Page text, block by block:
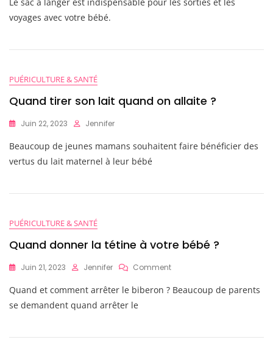
voyages avec votre bébé.
PUÉRICULTURE & SANTÉ
Quand tirer son lait quand on allaite ?
Juin 22, 2023 Jennifer
Beaucoup de jeunes mamans souhaitent faire bénéficier des
vertus du lait maternel à leur bébé
PUÉRICULTURE & SANTÉ
Quand donner la tétine à votre bébé ?
Juin 21, 2023 Jennifer CommentOn
Donner
Votre
Quand et comment arrêter le biberon ? Beaucoup de parents
se demandent quand arrêter le